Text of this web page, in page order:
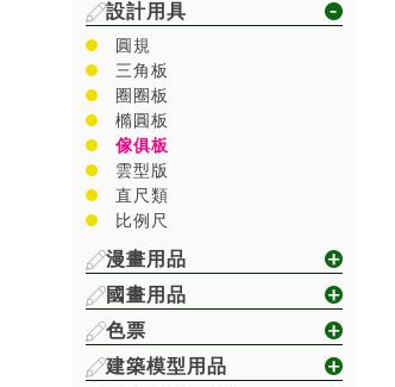
設計用具
圓規
三角板
圈圈板
橢圓板
傢俱板
雲型版
直尺類
比例尺
漫畫用品
國畫用品
色票
建築模型用品